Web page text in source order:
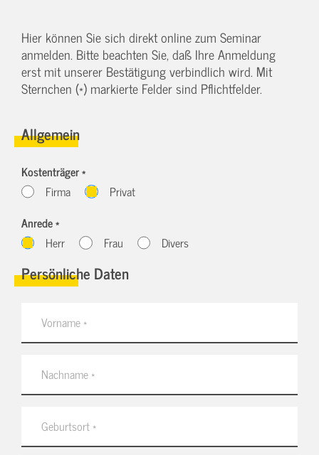
Hier können Sie sich direkt online zum Seminar
anmelden. Bitte beachten Sie, daß Ihre Anmeldung
erst mit unserer Bestätigung verbindlich wird. Mit
Sternchen (*) markierte Felder sind Pflichtfelder.
Allgemein
Kostenträger *
Firma
Privat
Anrede *
Herr
Frau Divers
Persönliche Daten